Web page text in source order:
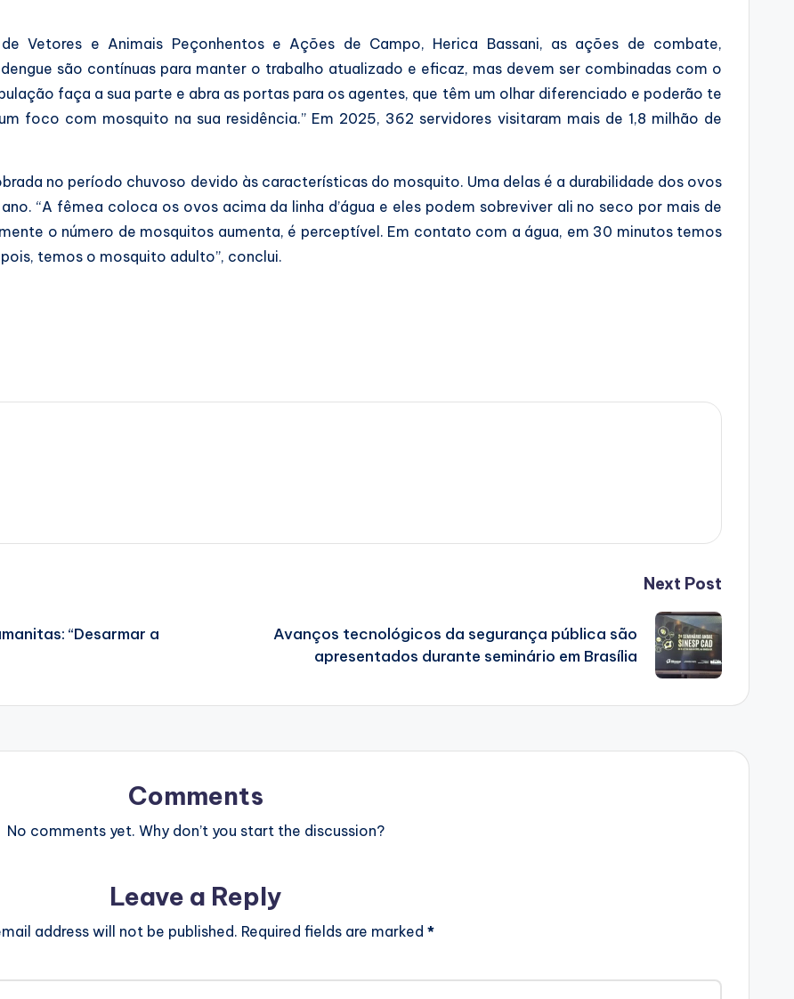
Vetores e Animais Peçonhentos e Ações de Campo, Herica Bassani, as ações de combate,
são contínuas para manter o trabalho atualizado e eficaz, mas devem ser combinadas com o
faça a sua parte e abra as portas para os agentes, que têm um olhar diferenciado e poderão te
foco com mosquito na sua residência.” Em 2025, 362 servidores visitaram mais de 1,8 milhão de
no período chuvoso devido às características do mosquito. Uma delas é a durabilidade dos ovos
“A fêmea coloca os ovos acima da linha d’água e eles podem sobreviver ali no seco por mais de
o número de mosquitos aumenta, é perceptível. Em contato com a água, em 30 minutos temos
temos o mosquito adulto”, conclui.
“Desarmar a
Next Post
Avanços tecnológicos da segurança pública são
apresentados durante seminário em Brasília
Comments
No comments yet. Why don’t you start the discussion?
Leave a Reply
address will not be published. Required fields are marked *